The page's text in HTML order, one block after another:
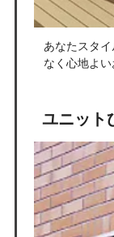
あなたスタ
なく心地よい
ユニット